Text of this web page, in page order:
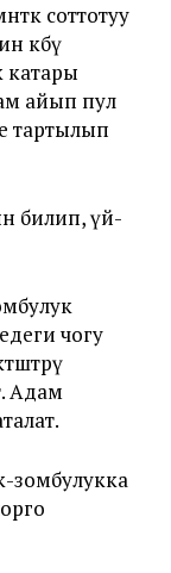
соттотуу
көбү
катары
айып пул
тартылып
билип, үй-
чогу
Адам
зомбулукка